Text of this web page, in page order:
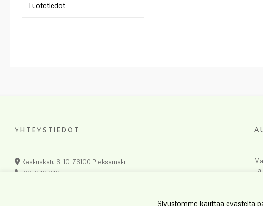
Tuotetiedot
YHTEYSTIEDOT
Keskuskatu 6-10, 76100 Pieksämäki
015 348 848
Sivustomme käyttää evästeitä